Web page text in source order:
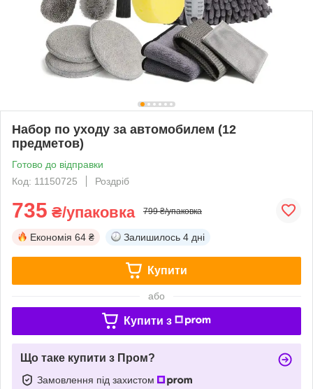
Набор по уходу за автомобилем (12
предметов)
Готово до відправки
Код: 11150725
Роздріб
735 ₴/упаковка 799 ₴/упаковка
Економія 64 ₴ Залишилось 4 дні
Купити
або
Купити з
Що таке купити з Пром?
Замовлення під захистом